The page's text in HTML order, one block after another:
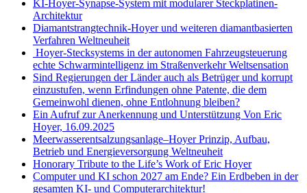
KI-Hoyer-Synapse-System mit modularer Steckplatinen-
Architektur
Diamantstrangtechnik-Hoyer und weiteren diamantbasierten
Verfahren Weltneuheit
Hoyer-Stecksystems in der autonomen Fahrzeugsteuerung
echte Schwarmintelligenz im Straßenverkehr Weltsensation
Sind Regierungen der Länder auch als Betrüger und korrupt
einzustufen, wenn Erfindungen ohne Patente, die dem
Gemeinwohl dienen, ohne Entlohnung bleiben?
Ein Aufruf zur Anerkennung und Unterstützung Von Eric
Hoyer, 16.09.2025
Meerwasserentsalzungsanlage–Hoyer Prinzip, Aufbau,
Betrieb und Energieversorgung Weltneuheit
Honorary Tribute to the Life’s Work of Eric Hoyer
Computer und KI schon 2027 am Ende? Ein Erdbeben in der
gesamten KI- und Computerarchitektur!